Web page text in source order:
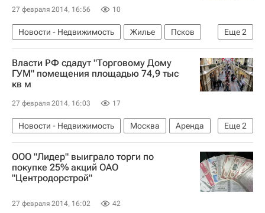
27 февраля 2014, 16:56 10
Еще2
Новости - Недвижимость Жилье
Псков
Капремонт
Россия
Власти РФ сдадут "Торговому Дому
ГУМ" помещения площадью 74,9 тыс
кв м
27 февраля 2014, 16:03 17
Еще2
Новости - Недвижимость Москва
Аренда
Коммерческая недвижимость
Россия
ООО "Лидер" выиграло торги по
покупке 25% акций ОАО
"Центродорстрой"
27 февраля 2014, 16:02 42